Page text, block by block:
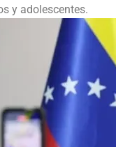
y adolescentes.